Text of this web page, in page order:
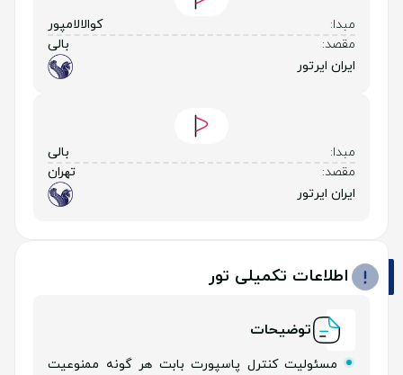
مبدا:
کوالالامپور
مقصد:
بالی
ایران ایرتور
مبدا:
بالی
مقصد:
تهران
ایران ایرتور
اطلاعات تکمیلی تور
توضیحات
مسئولیت کنترل پاسپورت بابت هر گونه ممنوعیت